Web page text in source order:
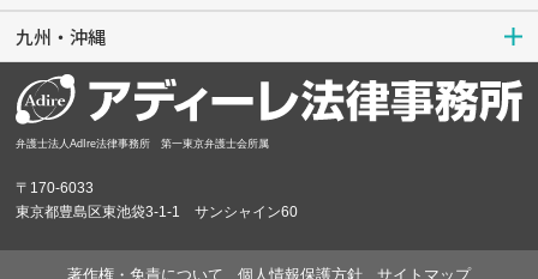
九州・沖縄
弁護士法人AdIre法律事務所 第一東京弁護士会所属
〒170-6033
東京都豊島区東池袋3-1-1 サンシャイン60
著作権・免責について 個人情報保護方針 サイトマップ